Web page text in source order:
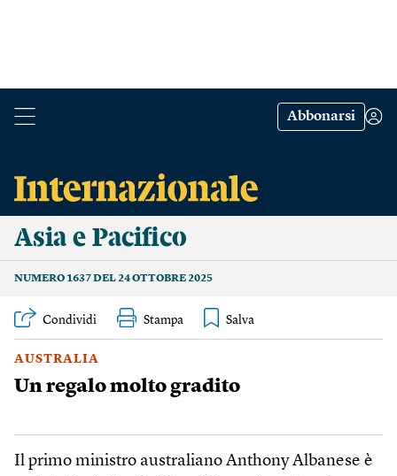
Abbonarsi
Asia e Pacifico
NUMERO 1637 DEL 24 OTTOBRE 2025
Condividi Stampa
AUSTRALIA
Un regalo molto gradito
Il primo ministro australiano Anthony Albanese è